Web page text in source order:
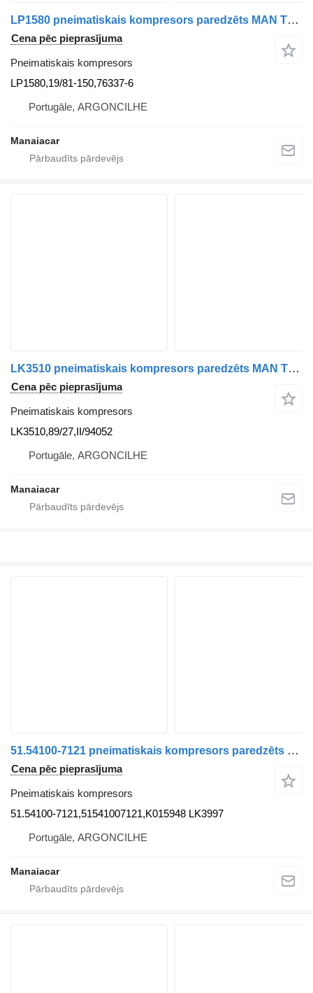
LP1580 pneimatiskais kompresors paredzēts MAN TGA | 00 kravas automašīnas
Cena pēc pieprasījuma
Pneimatiskais kompresors
LP1580,19/81-150,76337-6
Portugāle, ARGONCILHE
Manaiacar
LK3510 pneimatiskais kompresors paredzēts MAN TGA | 00 kravas automašīnas
Cena pēc pieprasījuma
Pneimatiskais kompresors
LK3510,89/27,II/94052
Portugāle, ARGONCILHE
Manaiacar
51.54100-7121 pneimatiskais kompresors paredzēts MAN TGA | 00 kravas automašīnas
Cena pēc pieprasījuma
Pneimatiskais kompresors
51.54100-7121,51541007121,K015948 LK3997
Portugāle, ARGONCILHE
Manaiacar